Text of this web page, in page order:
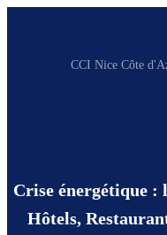
CCI Nice Côte
Crise énergétique :
Hôtels,